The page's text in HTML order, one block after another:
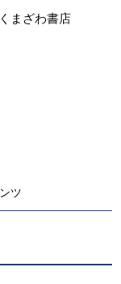
くまざわ書店
ツ